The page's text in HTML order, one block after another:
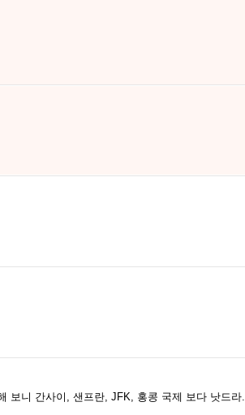
보니 간사이, 샌프란, JFK, 홍콩 국제 보다 낫드라.